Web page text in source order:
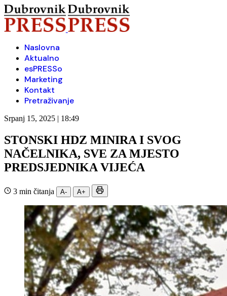
Naslovna
Aktualno
esPRESSo
Marketing
Kontakt
Pretraživanje
Srpanj 15, 2025 | 18:49
STONSKI HDZ MINIRA I SVOG
NAČELNIKA, SVE ZA MJESTO
PREDSJEDNIKA VIJEĆA
3 min čitanja A- A+